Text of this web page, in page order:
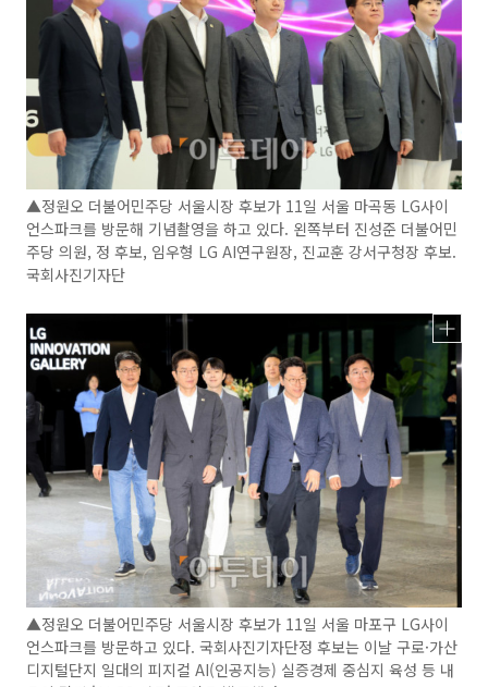
▲정원오 더불어민주당 서울시장 후보가 11일 서울 마곡동 LG사이
언스파크를 방문해 기념촬영을 하고 있다. 왼쪽부터 진성준 더불어민
주당 의원, 정 후보, 임우형 LG AI연구원장, 진교훈 강서구청장 후보.
국회사진기자단
▲정원오 더불어민주당 서울시장 후보가 11일 서울 마포구 LG사이
언스파크를 방문하고 있다. 국회사진기자단정 후보는 이날 구로·가산
디지털단지 일대의 피지컬 AI(인공지능) 실증경제 중심지 육성 등 내